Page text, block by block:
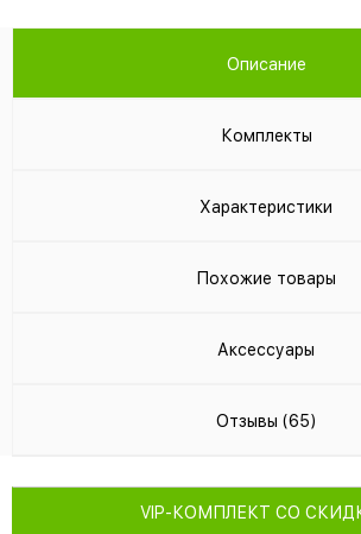
Описание
Комплекты
Характеристики
Похожие товары
Аксессуары
Отзывы (65)
VIP-КОМПЛЕКТ СО